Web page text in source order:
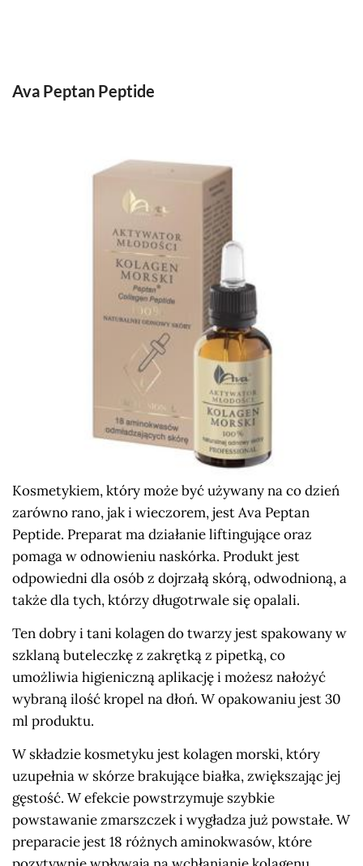
Ava Peptan Peptide
Kosmetykiem, który może być używany na co dzień
zarówno rano, jak i wieczorem, jest Ava Peptan
Peptide. Preparat ma działanie liftingujące oraz
pomaga w odnowieniu naskórka. Produkt jest
odpowiedni dla osób z dojrzałą skórą, odwodnioną, a
także dla tych, którzy długotrwale się opalali.
Ten dobry i tani kolagen do twarzy jest spakowany w
szklaną buteleczkę z zakrętką z pipetką, co
umożliwia higieniczną aplikację i możesz nałożyć
wybraną ilość kropel na dłoń. W opakowaniu jest 30
ml produktu.
W składzie kosmetyku jest kolagen morski, który
uzupełnia w skórze brakujące białka, zwiększając jej
gęstość. W efekcie powstrzymuje szybkie
powstawanie zmarszczek i wygładza już powstałe. W
preparacie jest 18 różnych aminokwasów, które